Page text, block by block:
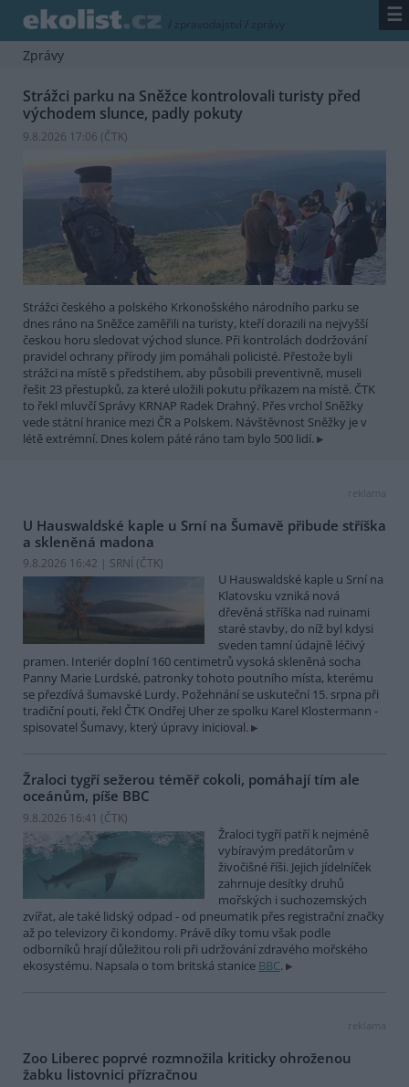
/ zpravodajství / zprávy ☰
Zprávy
Strážci parku na Sněžce kontrolovali turisty před
východem slunce, padly pokuty
9.8.2026 17:06 (ČTK)
Strážci českého a polského Krkonošského národního parku se
dnes ráno na Sněžce zaměřili na turisty, kteří dorazili na nejvyšší
českou horu sledovat východ slunce. Při kontrolách dodržování
pravidel ochrany přírody jim pomáhali policisté. Přestože byli
strážci na místě s předstihem, aby působili preventivně, museli
řešit 23 přestupků, za které uložili pokutu příkazem na místě. ČTK
to řekl mluvčí Správy KRNAP Radek Drahný. Přes vrchol Sněžky
vede státní hranice mezi ČR a Polskem. Návštěvnost Sněžky je v
létě extrémní. Dnes kolem páté ráno tam bylo 500 lidí.
reklama
U Hauswaldské kaple u Srní na Šumavě přibude stříška
a skleněná madona
9.8.2026 16:42 | SRNÍ (ČTK)
U Hauswaldské kaple u Srní na
Klatovsku vzniká nová
dřevěná stříška nad ruinami
staré stavby, do níž byl kdysi
sveden tamní údajně léčivý
pramen. Interiér doplní 160 centimetrů vysoká skleněná socha
Panny Marie Lurdské, patronky tohoto poutního místa, kterému
se přezdívá šumavské Lurdy. Požehnání se uskuteční 15. srpna při
tradiční pouti, řekl ČTK Ondřej Uher ze spolku Karel Klostermann -
spisovatel Šumavy, který úpravy inicioval.
Žraloci tygří sežerou téměř cokoli, pomáhají tím ale
oceánům, píše BBC
9.8.2026 16:41 (ČTK)
Žraloci tygří patří k nejméně
vybíravým predátorům v
živočišné říši. Jejich jídelníček
zahrnuje desítky druhů
mořských i suchozemských
zvířat, ale také lidský odpad - od pneumatik přes registrační značky
až po televizory či kondomy. Právě díky tomu však podle
odborníků hrají důležitou roli při udržování zdravého mořského
ekosystému. Napsala o tom britská stanice BBC.
reklama
Zoo Liberec poprvé rozmnožila kriticky ohroženou
žabku listovnici přízračnou